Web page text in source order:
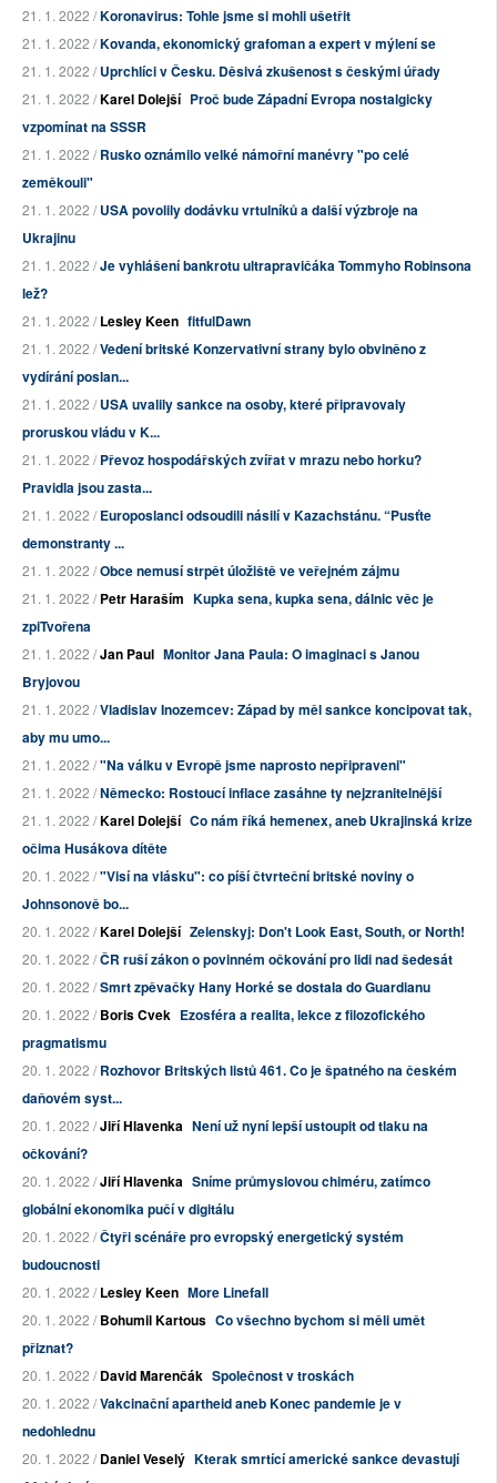
21. 1. 2022 /Koronavirus: Tohle jsme si mohli ušetřit
21. 1. 2022 /Kovanda, ekonomický grafoman a expert v mýlení se
21. 1. 2022 /Uprchlíci v Česku. Děsivá zkušenost s českými úřady
21. 1. 2022 /Karel Dolejší Proč bude Západní Evropa nostalgicky
vzpomínat na SSSR
21. 1. 2022 /Rusko oznámilo velké námořní manévry "po celé
zeměkouli"
21. 1. 2022 /USA povolily dodávku vrtulníků a další výzbroje na
Ukrajinu
21. 1. 2022 /Je vyhlášení bankrotu ultrapravičáka Tommyho Robinsona
lež?
21. 1. 2022 /Lesley Keen fitfulDawn
21. 1. 2022 /Vedení britské Konzervativní strany bylo obviněno z
vydírání poslan...
21. 1. 2022 /USA uvalily sankce na osoby, které připravovaly
proruskou vládu v K...
21. 1. 2022 /Převoz hospodářských zvířat v mrazu nebo horku?
Pravidla jsou zasta...
21. 1. 2022 /Europoslanci odsoudili násilí v Kazachstánu. “Pusťte
demonstranty ...
21. 1. 2022 /Obce nemusí strpět úložiště ve veřejném zájmu
21. 1. 2022 /Petr Haraším Kupka sena, kupka sena, dálnic věc je
zpiTvořena
21. 1. 2022 /Jan Paul Monitor Jana Paula: O imaginaci s Janou
Bryjovou
21. 1. 2022 /Vladislav Inozemcev: Západ by měl sankce koncipovat tak,
aby mu umo...
21. 1. 2022 /"Na válku v Evropě jsme naprosto nepřipraveni"
21. 1. 2022 /Německo: Rostoucí inflace zasáhne ty nejzranitelnější
21. 1. 2022 /Karel Dolejší Co nám říká hemenex, aneb Ukrajinská krize
očima Husákova dítěte
20. 1. 2022 /"Visí na vlásku": co píší čtvrteční britské noviny o
Johnsonově bo...
20. 1. 2022 /Karel Dolejší Zelenskyj: Don't Look East, South, or North!
20. 1. 2022 /ČR ruší zákon o povinném očkování pro lidi nad šedesát
20. 1. 2022 /Smrt zpěvačky Hany Horké se dostala do Guardianu
20. 1. 2022 /Boris Cvek Ezosféra a realita, lekce z filozofického
pragmatismu
20. 1. 2022 /Rozhovor Britských listů 461. Co je špatného na českém
daňovém syst...
20. 1. 2022 /Jiří Hlavenka Není už nyní lepší ustoupit od tlaku na
očkování?
20. 1. 2022 /Jiří Hlavenka Sníme průmyslovou chiméru, zatímco
globální ekonomika pučí v digitálu
20. 1. 2022 /Čtyři scénáře pro evropský energetický systém
budoucnosti
20. 1. 2022 /Lesley Keen More Linefall
20. 1. 2022 /Bohumil Kartous Co všechno bychom si měli umět
přiznat?
20. 1. 2022 /David Marenčák Společnost v troskách
20. 1. 2022 /Vakcinační apartheid aneb Konec pandemie je v
nedohlednu
20. 1. 2022 /Daniel Veselý Kterak smrtící americké sankce devastují